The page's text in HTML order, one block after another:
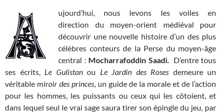
ujourd’hui, nous levons les voiles en
direction du moyen-orient médiéval pour
découvrir une nouvelle histoire d’un des plus
célèbres conteurs de la Perse du moyen-âge
central : Mocharrafoddin Saadi. D’entre tous
ses écrits,Le Gulistanou Le Jardin des Roses demeure un
véritable miroir des princes, un guide de la morale et de l’action
pour les hommes, les puissants ou ceux qui les côtoient, et
dans lequel seul le vrai sage saura tirer son épingle du jeu, par